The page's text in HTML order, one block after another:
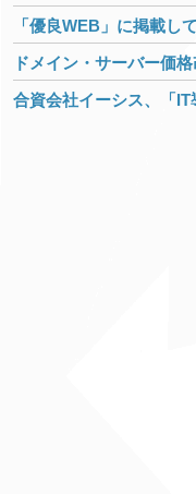
「優良WEB」に掲載し
ドメイン・サーバー価
合資会社イーシス、「